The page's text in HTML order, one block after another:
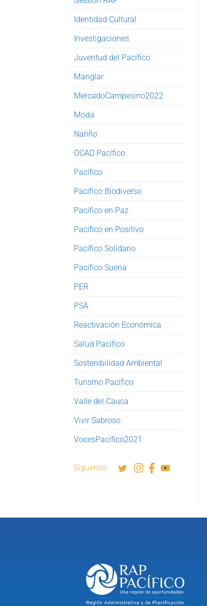
Identidad Cultural
Investigaciones
Juventud del Pacífico
Manglar
MercadoCampesino2022
Moda
Nariño
OCAD Pacífico
Pacífico
Pacífico Biodiverso
Pacífico en Paz
Pacífico en Positivo
Pacífico Solidario
Pacífico Suena
PER
PSA
Reactivación Económica
Salud Pacífico
Sostenibilidad Ambiental
Turismo Pacífico
Valle del Cauca
Vivir Sabroso
VocesPacífico2021
Síguenos